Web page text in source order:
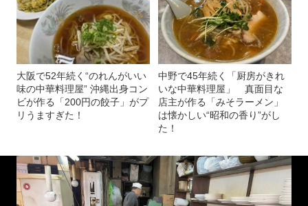
大阪で52年続く“のれんがいい
味の中華料理屋” 沖縄出身コン
ビが作る「200円の餃子」がプ
リうますぎた！
中野で45年続く「厨房がきれ
いな中華料理屋」 真面目な
店主が作る「みそラーメン」
は懐かしい“昭和の香り”がし
た！